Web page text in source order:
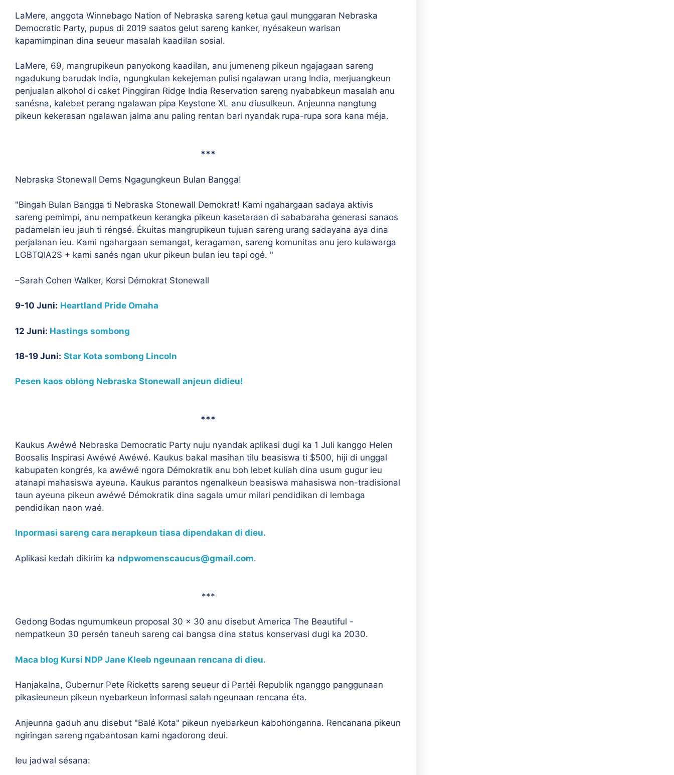
LaMere, anggota Winnebago Nation of Nebraska sareng ketua gaul munggaran Nebraska
Democratic Party, pupus di 2019 saatos gelut sareng kanker, nyésakeun warisan
kapamimpinan dina seueur masalah kaadilan sosial.
LaMere, 69, mangrupikeun panyokong kaadilan, anu jumeneng pikeun ngajagaan sareng
ngadukung barudak India, ngungkulan kekejeman pulisi ngalawan urang India, merjuangkeun
penjualan alkohol di caket Pinggiran Ridge India Reservation sareng nyababkeun masalah anu
sanésna, kalebet perang ngalawan pipa Keystone XL anu diusulkeun. Anjeunna nangtung
pikeun kekerasan ngalawan jalma anu paling rentan bari nyandak rupa-rupa sora kana méja.
***
Nebraska Stonewall Dems Ngagungkeun Bulan Bangga!
"Bingah Bulan Bangga ti Nebraska Stonewall Demokrat! Kami ngahargaan sadaya aktivis
sareng pemimpi, anu nempatkeun kerangka pikeun kasetaraan di sababaraha generasi sanaos
padamelan ieu jauh ti réngsé. Ékuitas mangrupikeun tujuan sareng urang sadayana aya dina
perjalanan ieu. Kami ngahargaan semangat, keragaman, sareng komunitas anu jero kulawarga
LGBTQIA2S + kami sanés ngan ukur pikeun bulan ieu tapi ogé. "
–Sarah Cohen Walker, Korsi Démokrat Stonewall
9-10 Juni: Heartland Pride Omaha
12 Juni: Hastings sombong
18-19 Juni: Star Kota sombong Lincoln
Pesen kaos oblong Nebraska Stonewall anjeun didieu!
***
Kaukus Awéwé Nebraska Democratic Party nuju nyandak aplikasi dugi ka 1 Juli kanggo Helen
Boosalis Inspirasi Awéwé Awéwé. Kaukus bakal masihan tilu beasiswa ti $500, hiji di unggal
kabupaten kongrés, ka awéwé ngora Démokratik anu boh lebet kuliah dina usum gugur ieu
atanapi mahasiswa ayeuna. Kaukus parantos ngenalkeun beasiswa mahasiswa non-tradisional
taun ayeuna pikeun awéwé Démokratik dina sagala umur milari pendidikan di lembaga
pendidikan naon waé.
Inpormasi sareng cara nerapkeun tiasa dipendakan di dieu.
Aplikasi kedah dikirim ka ndpwomenscaucus@gmail.com.
***
Gedong Bodas ngumumkeun proposal 30 × 30 anu disebut America The Beautiful -
nempatkeun 30 persén taneuh sareng cai bangsa dina status konservasi dugi ka 2030.
Maca blog Kursi NDP Jane Kleeb ngeunaan rencana di dieu.
Hanjakalna, Gubernur Pete Ricketts sareng seueur di Partéi Republik nganggo panggunaan
pikasieuneun pikeun nyebarkeun informasi salah ngeunaan rencana éta.
Anjeunna gaduh anu disebut "Balé Kota" pikeun nyebarkeun kabohonganna. Rencanana pikeun
ngiringan sareng ngabantosan kami ngadorong deui.
Ieu jadwal sésana: